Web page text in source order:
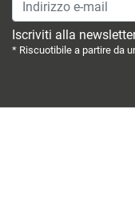
Iscriviti alla
* Riscuotibile a partire da